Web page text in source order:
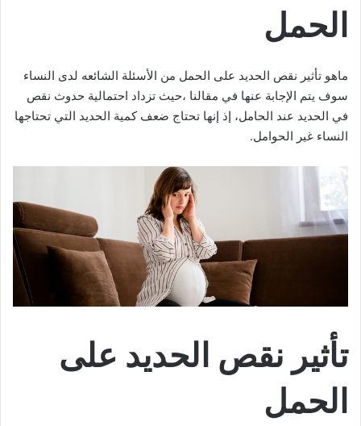
الحمل
ماهو تأثير نقص الحديد على الحمل من الأسئلة الشائعه لدى النساء
سوف يتم الإجابة عنها في مقالنا ،حيث تزداد احتمالية حدوث نقص
في الحديد عند الحامل، إذ إنها تحتاج ضعف كمية الحديد التي تحتاجها
النساء غير الحوامل.
تأثير نقص الحديد على
الحمل